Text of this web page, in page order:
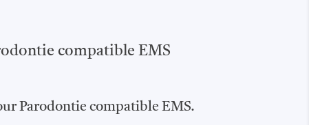
compatible EMS
Parodontie compatible EMS.